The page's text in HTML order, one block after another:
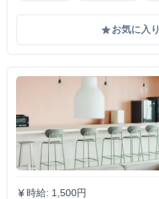
gradeお気に入り
currency_yen時給: 1,500円